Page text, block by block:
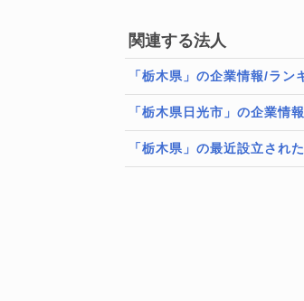
関連する法人
「栃木県」の企業情報/ラン
「栃木県日光市」の企業情
「栃木県」の最近設立され